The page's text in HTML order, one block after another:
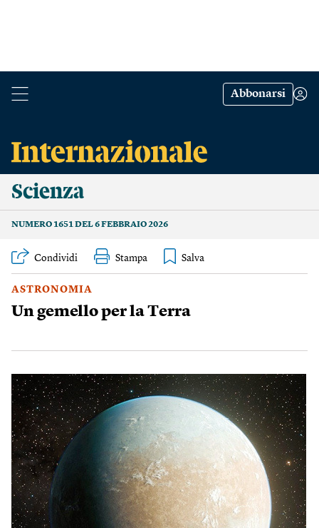
Abbonarsi
Scienza
NUMERO 1651 DEL 6 FEBBRAIO 2026
Condividi Stampa
ASTRONOMIA
Un gemello per la Terra